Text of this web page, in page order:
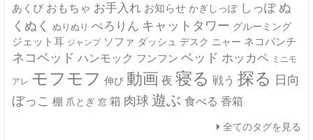
あくび おもちゃ お手入れ お知らせ かぎしっぽ しっぽ ぬ
くぬく ぬりぬり ぺろりん キャットタワー グルーミング
ジェット耳 ジャンプ ソファ ダッシュ デスク ニャー ネコパンチ
ネコベッド ハンモック フンフン ベッド ホッカペ ミニモ
アレ モフモフ 伸び 動画 夜 寝る 戦う 探る 日向
ぼっこ 棚 爪とぎ 窓 箱 肉球 遊ぶ 食べる 香箱
全てのタグを見る